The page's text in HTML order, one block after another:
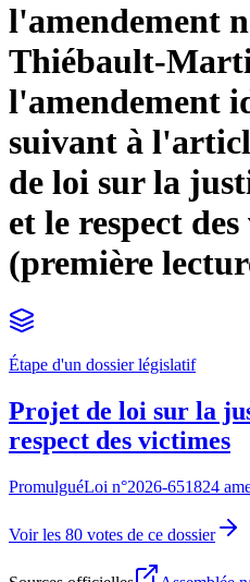
l'amendement
Thiébault-
l'amendement
suivant à
de loi sur la
et le respect
(première
Étape d'un dossier législatif
Projet de loi sur la
respect des victimes
PromulguéLoi n°2026-651824
Voir les 80 votes de ce dossier